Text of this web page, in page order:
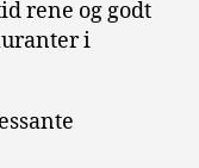
rene og godt
i